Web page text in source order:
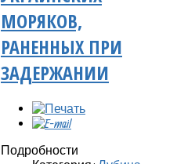
МОРЯКОВ,
РАНЕННЫХ ПРИ
ЗАДЕРЖАНИИ
Подробности